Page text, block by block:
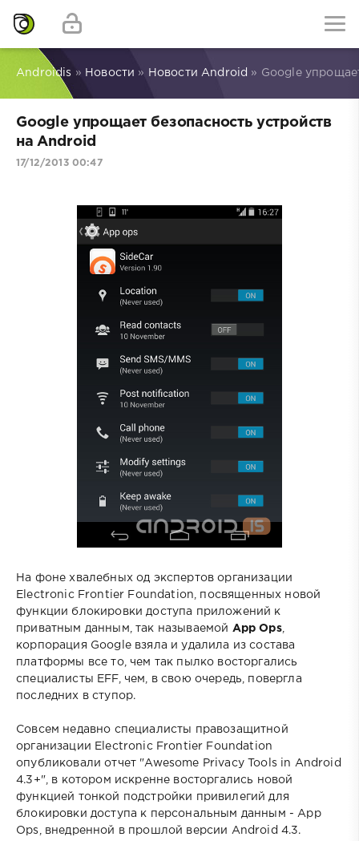
Androidis » Новости » Новости Android » Google
Google упрощает безопасность устройств
на Android
17/12/2013 00:47
На фоне хвалебных од экспертов организации
Electronic Frontier Foundation, посвященных новой
функции блокировки доступа приложений к
приватным данным, так называемой App Ops,
корпорация Google взяла и удалила из состава
платформы все то, чем так пылко восторгались
специалисты EFF, чем, в свою очередь, повергла
последних в ступор.
Совсем недавно специалисты правозащитной
организации Electronic Frontier Foundation
опубликовали отчет "Awesome Privacy Tools in Android
4.3+", в котором искренне восторгались новой
функцией тонкой подстройки привилегий для
блокировки доступа к персональным данным - App
Ops, внедренной в прошлой версии Android 4.3.